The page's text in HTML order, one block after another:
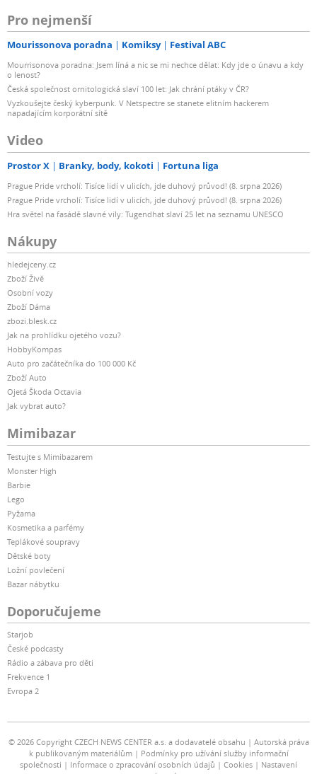
Pro nejmenší
Mourissonova poradna Komiksy Festival ABC
Mourrisonova poradna: Jsem líná a nic se mi nechce dělat: Kdy jde o únavu a kdy
o lenost?
Česká společnost ornitologická slaví 100 let: Jak chrání ptáky v ČR?
Vyzkoušejte český kyberpunk. V Netspectre se stanete elitním hackerem
napadajícím korporátní sítě
Video
Prostor X Branky, body, kokoti Fortuna liga
Prague Pride vrcholí: Tisíce lidí v ulicích, jde duhový průvod! (8. srpna 2026)
Prague Pride vrcholí: Tisíce lidí v ulicích, jde duhový průvod! (8. srpna 2026)
Hra světel na fasádě slavné vily: Tugendhat slaví 25 let na seznamu UNESCO
Nákupy
hledejceny.cz
Zboží Živě
Osobní vozy
Zboží Dáma
zbozi.blesk.cz
Jak na prohlídku ojetého vozu?
HobbyKompas
Auto pro začátečníka do 100 000 Kč
Zboží Auto
Ojetá Škoda Octavia
Jak vybrat auto?
Mimibazar
Testujte s Mimibazarem
Monster High
Barbie
Lego
Pyžama
Kosmetika a parfémy
Teplákové soupravy
Dětské boty
Ložní povlečení
Bazar nábytku
Doporučujeme
Starjob
České podcasty
Rádio a zábava pro děti
Frekvence 1
Evropa 2
© 2026 Copyright CZECH NEWS CENTER a.s. a dodavatelé obsahu
Autorská práva
k publikovaným materiálům
Podmínky pro užívání služby informační
společnosti
Informace o zpracování osobních údajů Cookies
Nastavení